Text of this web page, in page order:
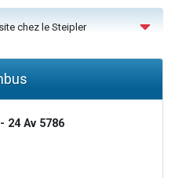
chez le Steipler
24 Av 5786